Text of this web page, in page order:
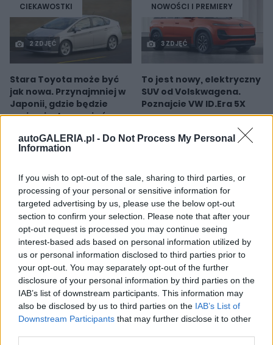
autoGALERIA.pl - Do Not Process My Personal
Information
If you wish to opt-out of the sale, sharing to third parties, or
processing of your personal or sensitive information for
targeted advertising by us, please use the below opt-out
section to confirm your selection. Please note that after your
opt-out request is processed you may continue seeing
interest-based ads based on personal information utilized by
us or personal information disclosed to third parties prior to
your opt-out. You may separately opt-out of the further
disclosure of your personal information by third parties on the
IAB’s list of downstream participants. This information may
also be disclosed by us to third parties on the IAB’s List of
Downstream Participants that may further disclose it to other
CIEKAWOSTKI
2 ZDJĘĆ
Stara Toyota może być
jak nowa. Przynajmniej w
Japonii, gdzie będzie
można ją doposażyć o
Marcin Napieraj
NOWOŚCI I PREMIERY
3 ZDJĘĆ
To jest nowy, elektryczny
SUV od Volskwagena.
Poznajcie VW ID.Era 5X
NOWOŚCI I PREMIERY
9 ZDJĘĆ
BYD idzie w stronę Rolls-
Royce'a. Yangwang U8L
ma w opcji ręcznie
malowane dekory za 150
000 zł
NOWOŚCI I PREMIERY
5 ZDJĘĆ
BMW wydało fortunę na
fabrykę w centrum
Monachium. Wszystko
dla nowego i3
Piotr Zajt